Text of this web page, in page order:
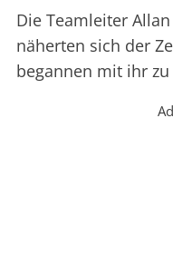
Die Teamleiter
näherten sich der
begannen mit ihr